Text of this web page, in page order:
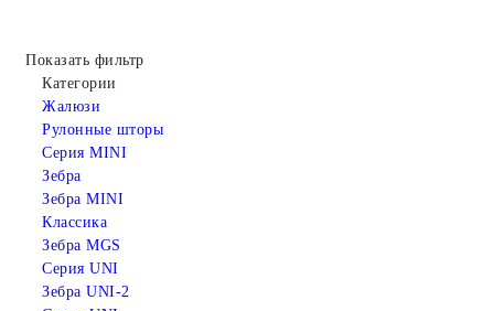
Показать фильтр
Категории
Жалюзи
Рулонные шторы
Серия MINI
Зебра
Зебра MINI
Классика
Зебра MGS
Серия UNI
Зебра UNI-2